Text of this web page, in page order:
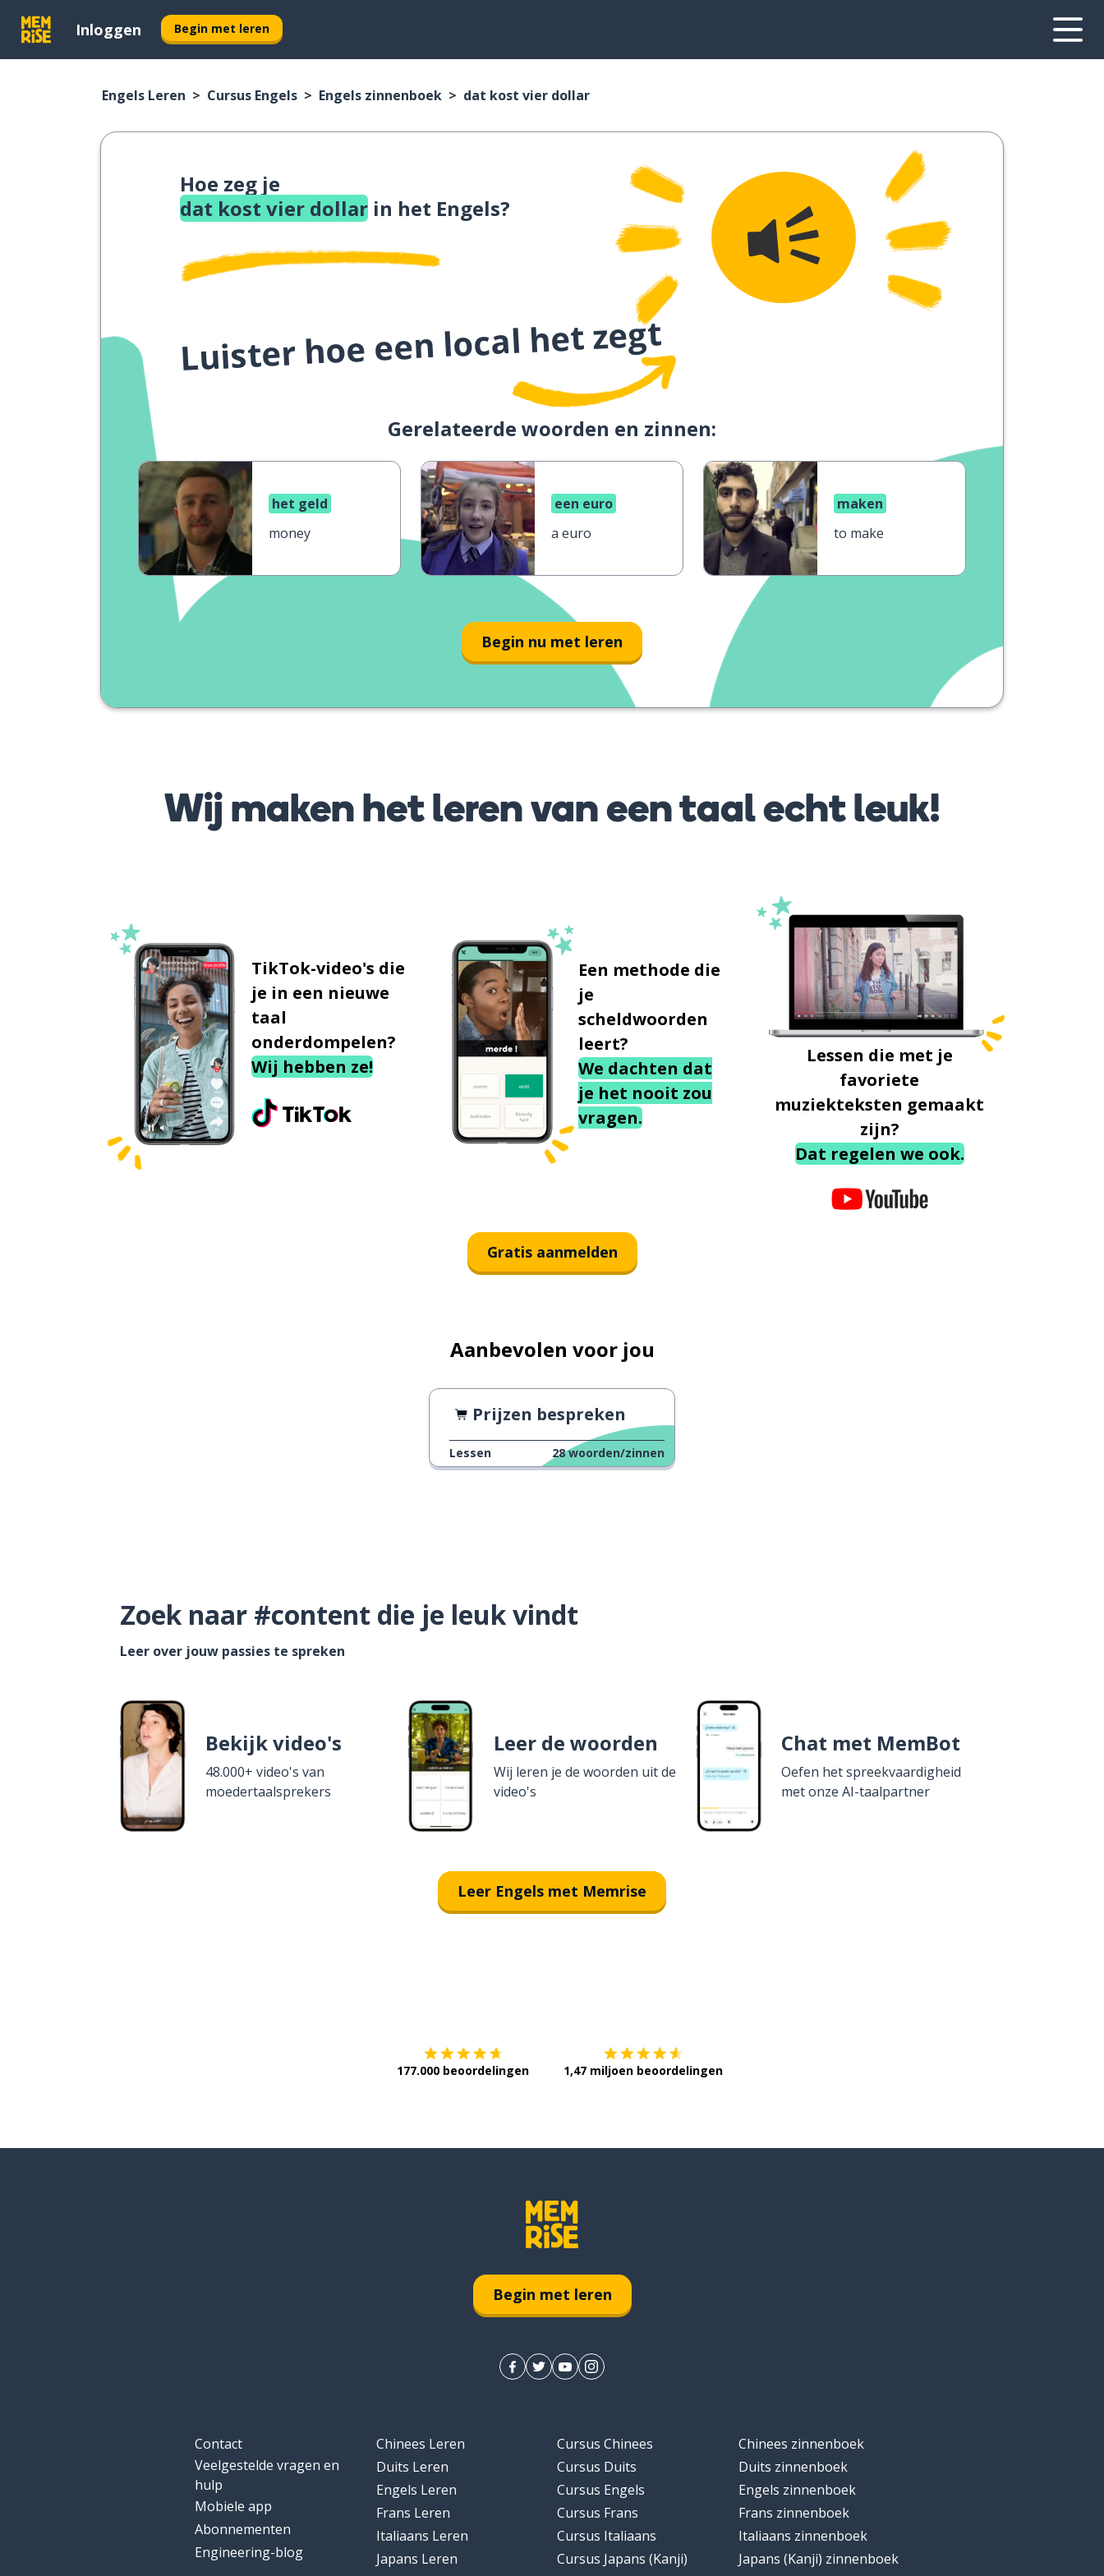
Inloggen Begin met leren
Engels Leren Cursus Engels Engels zinnenboek dat kost vier dollar
Hoe zeg je
dat kost vier dollar in het Engels?
Luister hoe een local het zegt
Gerelateerde woorden en zinnen:
het geld
money
een euro
a euro
maken
to make
Begin nu met leren
Wij maken het leren van een taal echt leuk!
TikTok-video's die
je in een nieuwe
taal
onderdompelen?
Wij hebben ze!
Een methode die
je
scheldwoorden
leert?
We dachten dat
je het nooit zou
vragen.
Lessen die met je
favoriete
muziekteksten gemaakt
zijn?
Dat regelen we ook.
Gratis aanmelden
Aanbevolen voor jou
Prijzen bespreken
Lessen 28 woorden/zinnen
Zoek naar #content die je leuk vindt
Leer over jouw passies te spreken
Bekijk video's
48.000+ video's van
moedertaalsprekers
Leer de woorden
Wij leren je de woorden uit de
video's
Chat met MemBot
Oefen het spreekvaardigheid
met onze AI-taalpartner
Leer Engels met Memrise
177.000 beoordelingen 1,47 miljoen beoordelingen
Begin met leren
Contact
Veelgestelde vragen en
hulp
Mobiele app
Abonnementen
Engineering-blog
Chinees Leren
Duits Leren
Engels Leren
Frans Leren
Italiaans Leren
Japans Leren
Cursus Chinees
Cursus Duits
Cursus Engels
Cursus Frans
Cursus Italiaans
Cursus Japans (Kanji)
Chinees zinnenboek
Duits zinnenboek
Engels zinnenboek
Frans zinnenboek
Italiaans zinnenboek
Japans (Kanji) zinnenboek